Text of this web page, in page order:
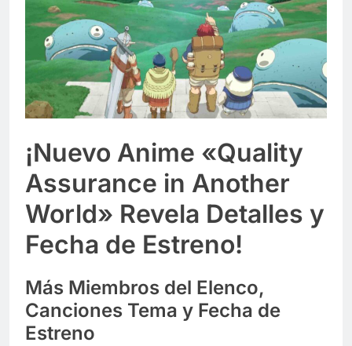
¡Nuevo Anime «Quality
Assurance in Another
World» Revela Detalles y
Fecha de Estreno!
Más Miembros del Elenco,
Canciones Tema y Fecha de
Estreno